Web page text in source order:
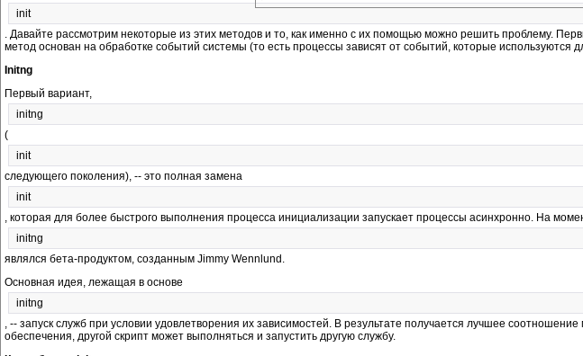
init
. Давайте рассмотрим некоторые из этих методов и то, как именно с их помощью можно решить проблему.
метод основан на обработке событий системы (то есть процессы зависят от событий, которые используются
Initng
Первый вариант,
initng
(
init
следующего поколения), -- это полная замена
init
, которая для более быстрого выполнения процесса инициализации запускает процессы асинхронно. На
initng
являлся бета-продуктом, созданным Jimmy Wennlund.
Основная идея, лежащая в основе
initng
, -- запуск служб при условии удовлетворения их зависимостей. В результате получается лучшее
обеспечения, другой скрипт может выполняться и запустить другую службу.